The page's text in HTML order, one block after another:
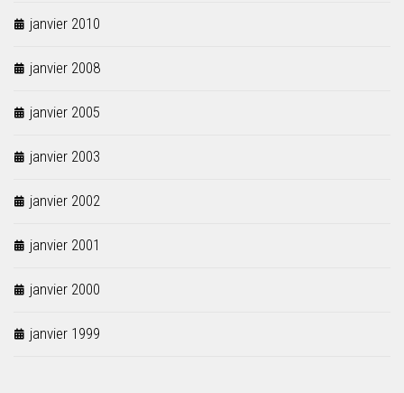
janvier 2010
janvier 2008
janvier 2005
janvier 2003
janvier 2002
janvier 2001
janvier 2000
janvier 1999